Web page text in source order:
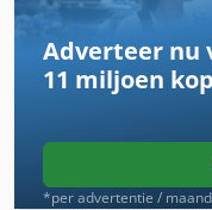
Adverteer nu
11 miljoen
*per advertentie / maand